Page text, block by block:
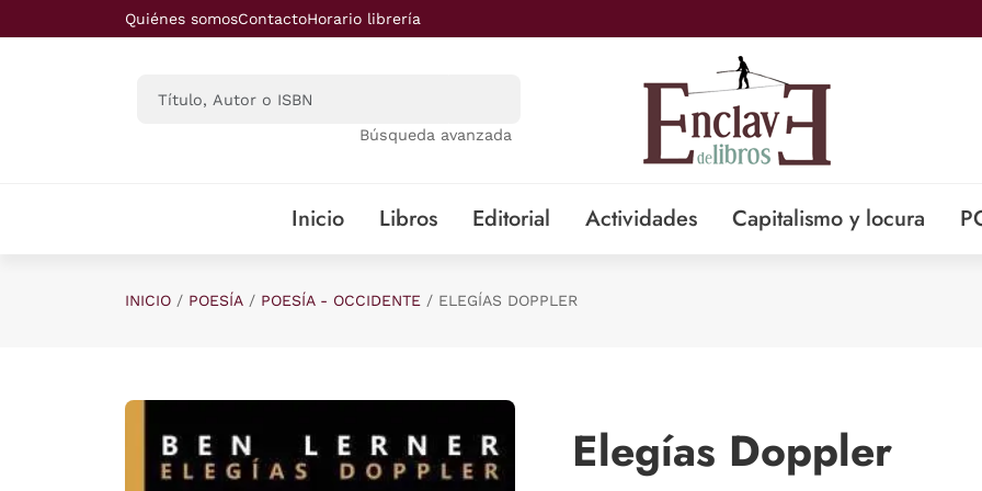
Saltar al contenido principal
Quiénes somosContactoHorario librería
Búsqueda avanzada
Inicio Libros Editorial Actividades Capitalismo y locura
INICIO POESÍA POESÍA - OCCIDENTE ELEGÍAS DOPPLER
Elegías Doppler